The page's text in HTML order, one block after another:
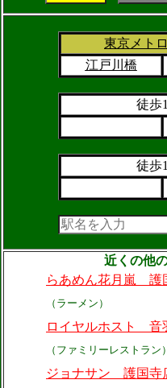
東京メト
江戸川橋
徒歩
徒歩
近くの他
らあめん花月嵐 護
（ラーメン）
ロイヤルホスト 音
（ファミリーレストラン）
ジョナサン 護国寺